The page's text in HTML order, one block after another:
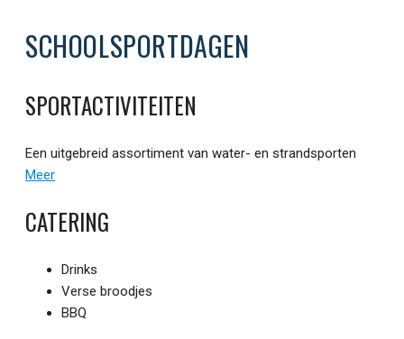
SCHOOLSPORTDAGEN
SPORTACTIVITEITEN
Een uitgebreid assortiment van water- en strandsporten
Meer
CATERING
Drinks
Verse broodjes
BBQ